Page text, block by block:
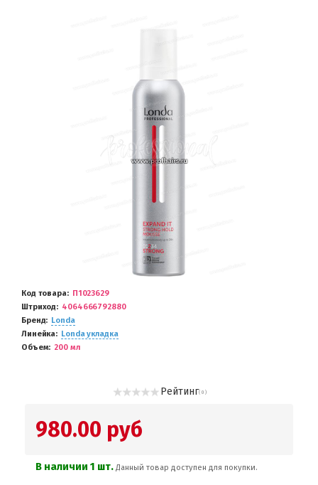
Код товара
П1023629
Штриход
4064666792880
Бренд
Londa
Линейка
Londa укладка
Объем
200 мл
Рейтинг( 0 )
980.00 руб
В наличии 1 шт. Данный товар доступен для покупки.